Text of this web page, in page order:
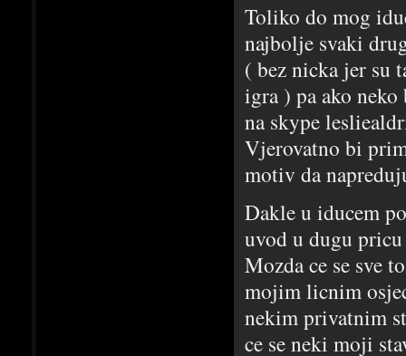
Toliko do mog
najbolje svaki
( bez nicka jer su
igra ) pa ako
na skype
Vjerovatno bi
motiv da
Dakle u iducem
uvod u dugu
Mozda ce se sve
mojim licnim
nekim privatnim
ce se neki moji